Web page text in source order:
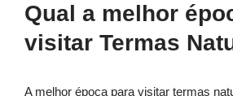
Qual a melhor
visitar Termas
A melhor época para visitar termas